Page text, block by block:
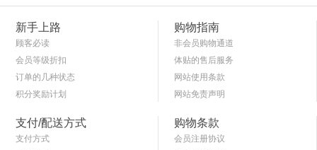
新手上路
顾客必读
会员等级折扣
订单的几种状态
积分奖励计划
购物指南
非会员购物通道
体贴的售后服务
网站使用条款
网站免责声明
支付/配送方式
支付方式
购物条款
会员注册协议